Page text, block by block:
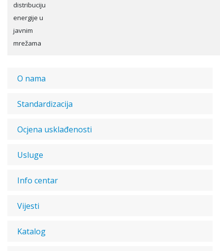
distribuciju
energije u
javnim
mrežama
O nama
Standardizacija
Ocjena usklađenosti
Usluge
Info centar
Vijesti
Katalog